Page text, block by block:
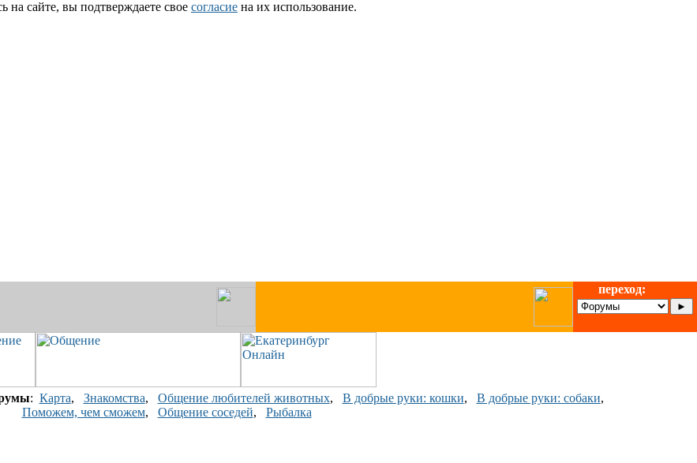
сайте, вы подтверждаете свое согласие на их использование.
переход:
: Карта, Знакомства, Общение любителей животных, В добрые руки: кошки, В добрые руки: собаки,
Поможем, чем сможем, Общение соседей, Рыбалка